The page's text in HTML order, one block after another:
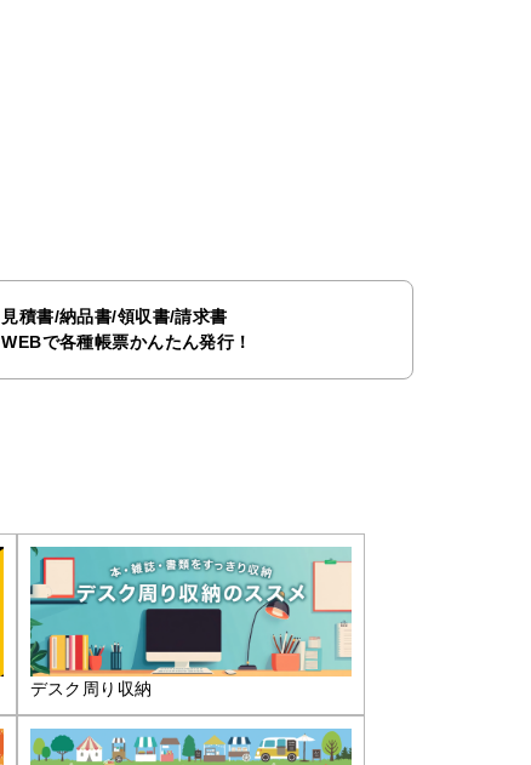
見積書/納品書/領収書/請求書
WEBで各種帳票かんたん発行！
デスク周り収納